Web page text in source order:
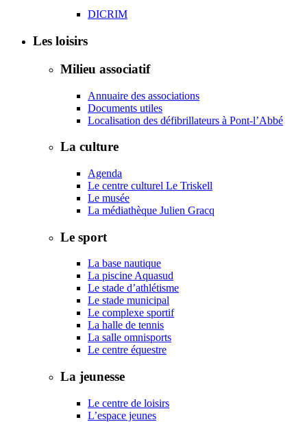
DICRIM
Les loisirs
Milieu associatif
Annuaire des associations
Documents utiles
Localisation des défibrillateurs à Pont-l’Abbé
La culture
Agenda
Le centre culturel Le Triskell
Le musée
La médiathèque Julien Gracq
Le sport
La base nautique
La piscine Aquasud
Le stade d’athlétisme
Le stade municipal
Le complexe sportif
La halle de tennis
La salle omnisports
Le centre équestre
La jeunesse
Le centre de loisirs
L’espace jeunes